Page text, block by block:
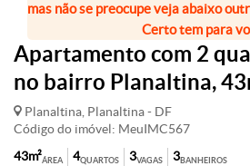
mas não se preocupe veja abaixo
Certo tem para
Apartamento com 2
no bairro Planaltina,
Planaltina, Planaltina - DF
Código do imóvel: MeuIMC567
ÁREA
43m² QUARTOS
4 VAGAS
3 BANHEIROS
3